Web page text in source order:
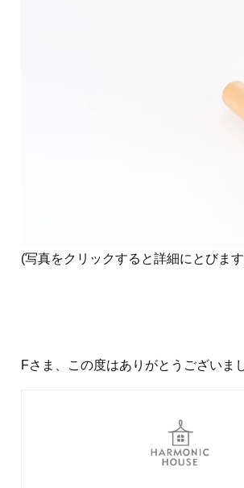
(写真をクリックすると詳細にとびま
Fさま、この度はありがとうございま